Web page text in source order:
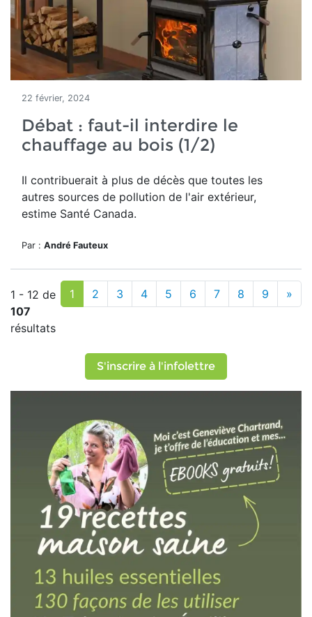
22 février, 2024
Débat : faut-il interdire le
chauffage au bois (1/2)
Il contribuerait à plus de décès que toutes les
autres sources de pollution de l'air extérieur,
estime Santé Canada.
Par : André Fauteux
1 - 12 de
107
résultats
1 2 3 4 5 6 7 8 9 »
S'inscrire à l'infolettre